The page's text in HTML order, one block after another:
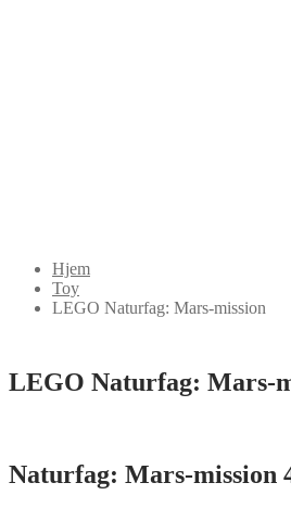
Hjem
Toy
LEGO Naturfag: Mars-mission
LEGO Naturfag: Mars-
Naturfag: Mars-mission